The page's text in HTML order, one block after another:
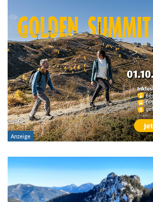
Region:
Gebirge:
Art der Tour:
Schwierigkeitsgrad:
von
bis